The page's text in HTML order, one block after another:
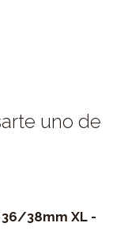
uno de
36/38mm XL -